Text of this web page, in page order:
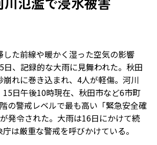
た前線や暖かく湿った空気の影響
日、記録的な大雨に見舞われた。秋田
崩れに巻き込まれ、4人が軽傷。河川
15日午後10時現在、秋田市など6市町
の警戒レベルで最も高い「緊急安全確
発令された。大雨は16日にかけて続
は厳重な警戒を呼びかけている。